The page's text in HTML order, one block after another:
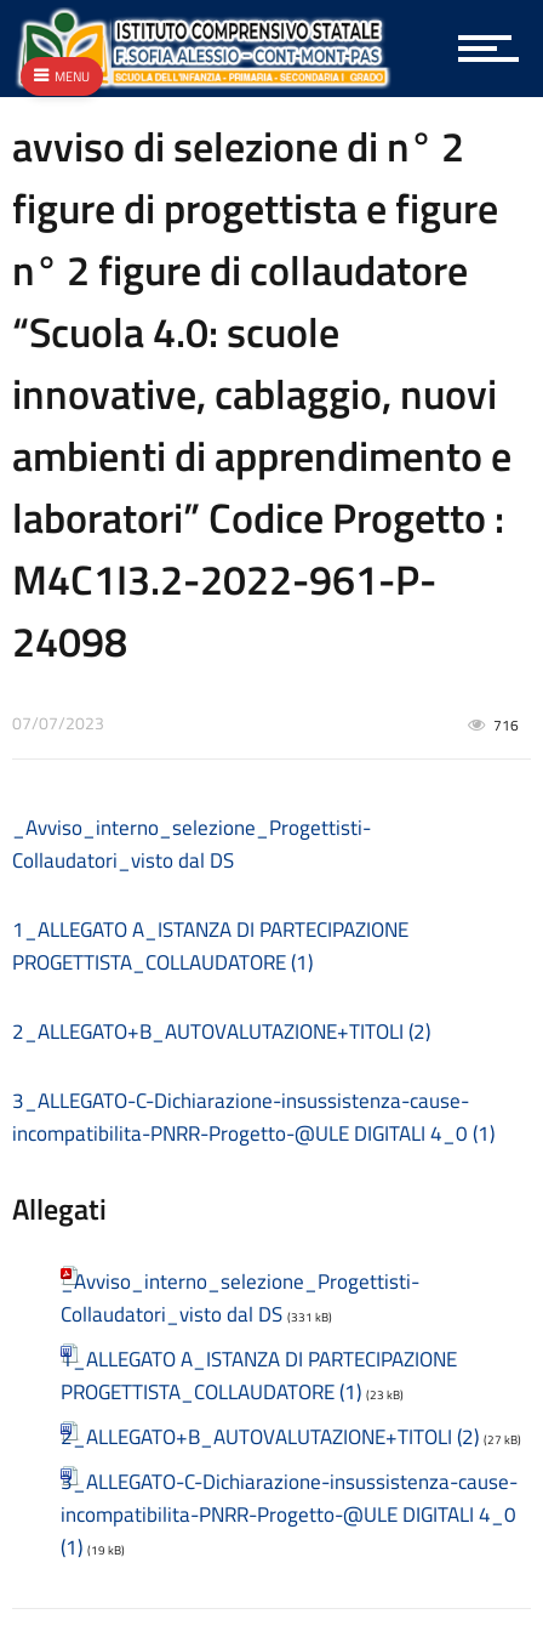
Archivio Circolari A.T.A.
Archivio Circolari Docenti
Archivio Circolari Genitori
Archivio P.T.O.F.
Archivio vecchio PON
Area docenti
Aree Tematiche
Articolazione degli uffici
Attestazioni OIV o di struttura analoga
Atti generali
Bandi di gara e contratti
Burocrazia zero
Calendario scolastico
Codice disciplinare
Contatti
Contrattazione integrativa
Corsi
Dirigenza
FAQ e VideoTutorial Registro Elettronico CLASSEVIVA
feedback
Galleria
Incarichi amministrativi di vertice
Incarichi conferiti e autorizzati ai dipendenti
Indicatore di tempestività dei pagamenti
Informazioni
Materiale didattico
Modulistica famiglie
OIV
Oneri informativi per cittadini e imprese
Organigramma
Patto educativo
Personale non a tempo indeterminato
Piano di Miglioramento (PDM) Triennio 2022/2025 REVISIONE
a.s. 2024/2025
Plessi
PNRR Futura
PNSD
PNSD
avviso di selezione di n° 2
figure di progettista e figure
n° 2 figure di collaudatore
“Scuola 4.0: scuole
innovative, cablaggio, nuovi
ambienti di apprendimento e
laboratori” Codice Progetto :
M4C1I3.2-2022-961-P-
24098
07/07/2023 716
_Avviso_interno_selezione_Progettisti-
Collaudatori_visto dal DS
1_ALLEGATO A_ISTANZA DI PARTECIPAZIONE
PROGETTISTA_COLLAUDATORE (1)
2_ALLEGATO+B_AUTOVALUTAZIONE+TITOLI (2)
3_ALLEGATO-C-Dichiarazione-insussistenza-cause-
incompatibilita-PNRR-Progetto-@ULE DIGITALI 4_0 (1)
Allegati
_Avviso_interno_selezione_Progettisti-
Collaudatori_visto dal DS (331 kB)
1_ALLEGATO A_ISTANZA DI PARTECIPAZIONE
PROGETTISTA_COLLAUDATORE (1) (23 kB)
2_ALLEGATO+B_AUTOVALUTAZIONE+TITOLI (2) (27 kB)
3_ALLEGATO-C-Dichiarazione-insussistenza-cause-
incompatibilita-PNRR-Progetto-@ULE DIGITALI 4_0
(1) (19 kB)
MENU